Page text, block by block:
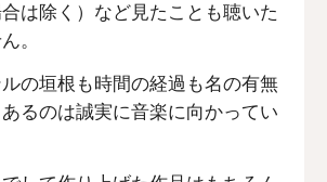
合は除く）など見たことも聴いた
。
の垣根も時間の経過も名の有無
るのは誠実に音楽に向かってい